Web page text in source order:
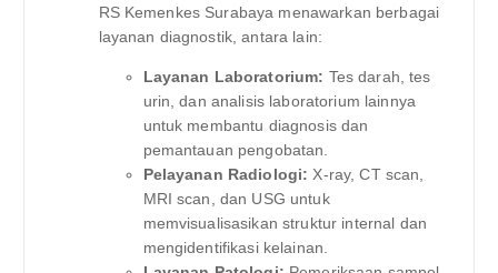
RS Kemenkes Surabaya menawarkan berbagai
layanan diagnostik, antara lain:
Layanan Laboratorium: Tes darah, tes
urin, dan analisis laboratorium lainnya
untuk membantu diagnosis dan
pemantauan pengobatan.
Pelayanan Radiologi: X-ray, CT scan,
MRI scan, dan USG untuk
memvisualisasikan struktur internal dan
mengidentifikasi kelainan.